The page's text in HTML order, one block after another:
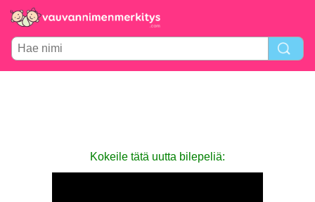
Kokeile tätä uutta bilepeliä: